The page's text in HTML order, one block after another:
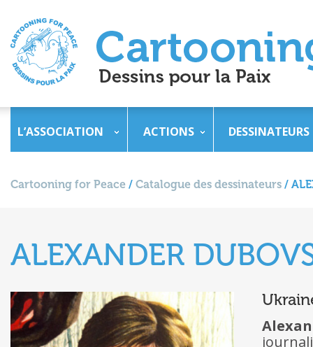
L’ASSOCIATION ACTIONS DESSINATEURS
Cartooning for Peace / Catalogue des dessinateurs /
ALEXANDER